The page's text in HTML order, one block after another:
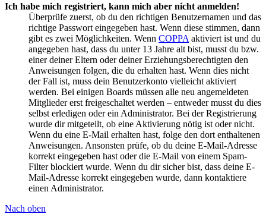
Ich habe mich registriert, kann mich aber nicht anmelden!
Überprüfe zuerst, ob du den richtigen Benutzernamen und das
richtige Passwort eingegeben hast. Wenn diese stimmen, dann
gibt es zwei Möglichkeiten. Wenn COPPA aktiviert ist und du
angegeben hast, dass du unter 13 Jahre alt bist, musst du bzw.
einer deiner Eltern oder deiner Erziehungsberechtigten den
Anweisungen folgen, die du erhalten hast. Wenn dies nicht
der Fall ist, muss dein Benutzerkonto vielleicht aktiviert
werden. Bei einigen Boards müssen alle neu angemeldeten
Mitglieder erst freigeschaltet werden – entweder musst du dies
selbst erledigen oder ein Administrator. Bei der Registrierung
wurde dir mitgeteilt, ob eine Aktivierung nötig ist oder nicht.
Wenn du eine E-Mail erhalten hast, folge den dort enthaltenen
Anweisungen. Ansonsten prüfe, ob du deine E-Mail-Adresse
korrekt eingegeben hast oder die E-Mail von einem Spam-
Filter blockiert wurde. Wenn du dir sicher bist, dass deine E-
Mail-Adresse korrekt eingegeben wurde, dann kontaktiere
einen Administrator.
Nach oben